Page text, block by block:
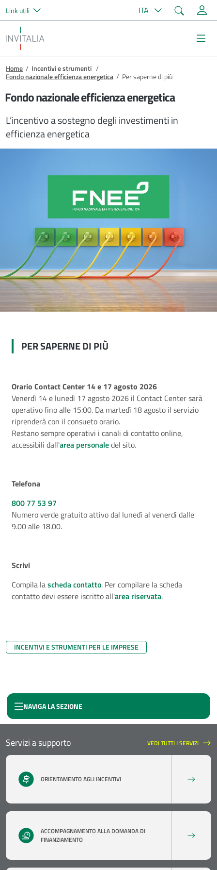
Salta al contenuto principale
Link utili ITA Cerca
Invitalia
Briciole di pane
Home / Incentivi e strumenti /
Fondo nazionale efficienza energetica / Per saperne di più
Fondo nazionale efficienza energetica
L’incentivo a sostegno degli investimenti in
efficienza energetica
PER SAPERNE DI PIÙ
Orario Contact Center 14 e 17 agosto 2026
Venerdì 14 e lunedì 17 agosto 2026 il Contact Center sarà
operativo fino alle 15:00. Da martedì 18 agosto il servizio
riprenderà con il consueto orario.
Restano sempre operativi i canali di contatto online,
accessibili dall'area personaledel sito.
Telefona
800 77 53 97
Numero verde gratuito attivo dal lunedì al venerdì dalle
9.00 alle 18.00.
Scrivi
Compila lascheda contatto. Per compilare la scheda
contatto devi essere iscritto all'area riservata.
INCENTIVI E STRUMENTI PER LE IMPRESE
NAVIGA LA SEZIONE
FONDO NAZIONALE EFFICIENZA ENERGETICA
Servizi a supporto VEDI TUTTI I SERVIZI
SERVIZI A SUPPORTO
ORIENTAMENTO AGLI INCENTIVI
ACCOMPAGNAMENTO ALLA DOMANDA DI
FINANZIAMENTO